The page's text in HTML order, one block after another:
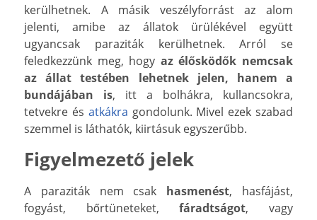
kerülhetnek. A másik veszélyforrást az alom
jelenti, amibe az állatok ürülékével együtt
ugyancsak paraziták kerülhetnek. Arról se
feledkezzünk meg, hogy az élősködők nemcsak
az állat testében lehetnek jelen, hanem a
bundájában is, itt a bolhákra, kullancsokra,
tetvekre és atkákra gondolunk. Mivel ezek szabad
szemmel is láthatók, kiirtásuk egyszerűbb.
Figyelmezető jelek
A paraziták nem csak hasmenést, hasfájást,
fogyást, bőrtüneteket,fáradtságot, vagy